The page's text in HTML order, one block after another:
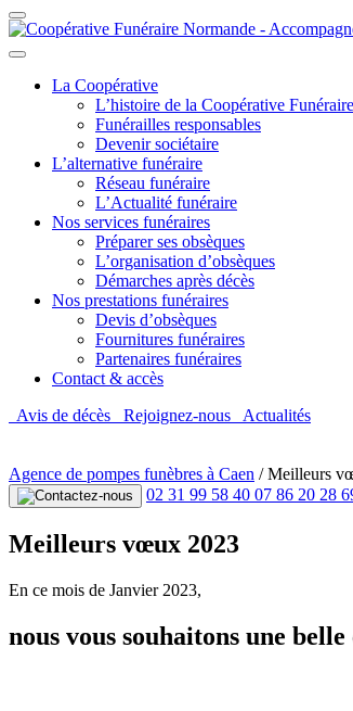
La Coopérative
L’histoire de la Coopérative
Funérailles responsables
Devenir sociétaire
L’alternative funéraire
Réseau funéraire
L’Actualité funéraire
Nos services funéraires
Préparer ses obsèques
L’organisation d’obsèques
Démarches après décès
Nos prestations funéraires
Devis d’obsèques
Fournitures funéraires
Partenaires funéraires
Contact & accès
Avis de décès
Rejoignez-nous Actualités
Agence de pompes funèbres à Caen /Meilleurs
02 31 99 58 40 07 86 20 28
Meilleurs vœux 2023
En ce mois de Janvier 2023,
nous vous souhaitons une